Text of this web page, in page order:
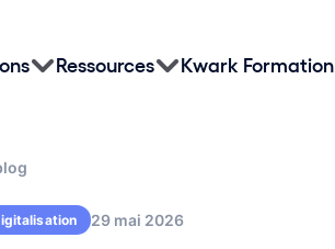
Ressources Kwark Formation
29 mai 2026